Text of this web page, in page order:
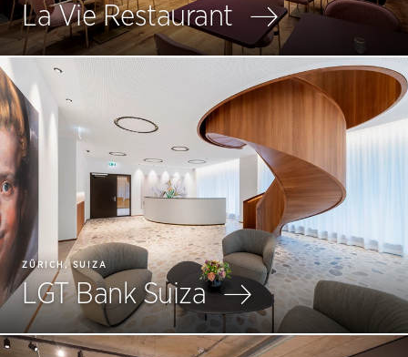
La Vie Restaurant
ZÜRICH, SUIZA
LGT Bank Suiza